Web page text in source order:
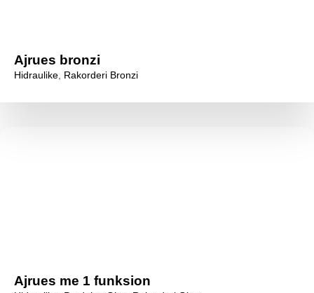
Ajrues bronzi
Hidraulike Rakorderi Bronzi
Ajrues me 1 funksion